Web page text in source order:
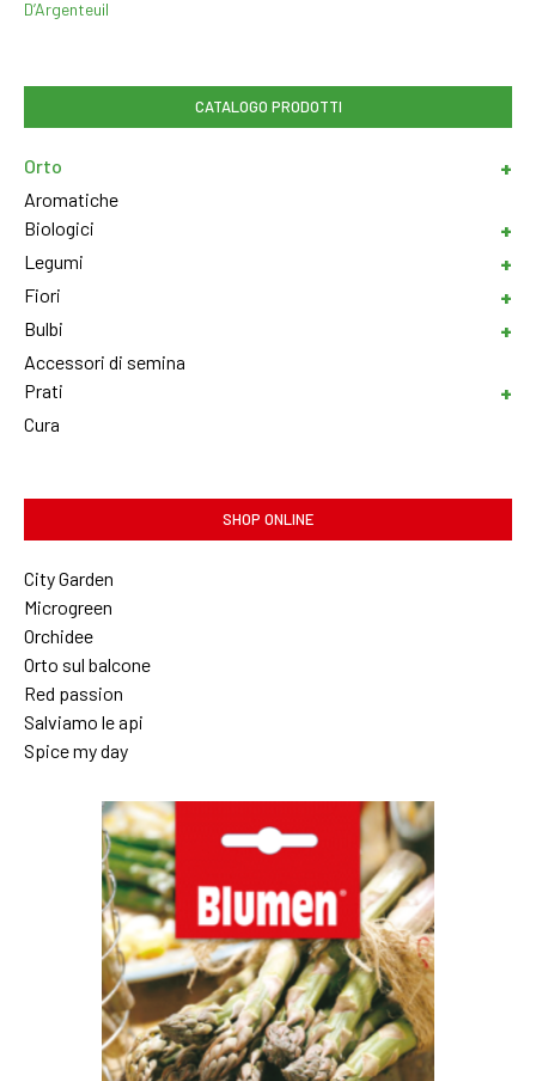
D’Argenteuil
CATALOGO PRODOTTI
Orto
Aromatiche
Biologici
Legumi
Fiori
Bulbi
Accessori di semina
Prati
Cura
SHOP ONLINE
City Garden
Microgreen
Orchidee
Orto sul balcone
Red passion
Salviamo le api
Spice my day